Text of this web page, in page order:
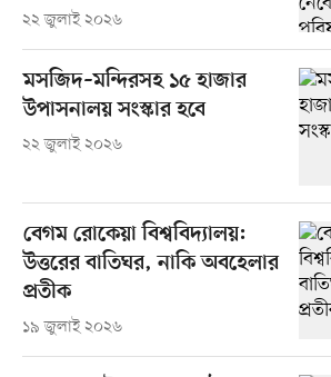
২২ জুলাই ২০২৬
মসজিদ–মন্দিরসহ ১৫ হাজার
উপাসনালয় সংস্কার হবে
২২ জুলাই ২০২৬
বেগম রোকেয়া বিশ্ববিদ্যালয়:
উত্তরের বাতিঘর, নাকি অবহেলার
প্রতীক
১৯ জুলাই ২০২৬